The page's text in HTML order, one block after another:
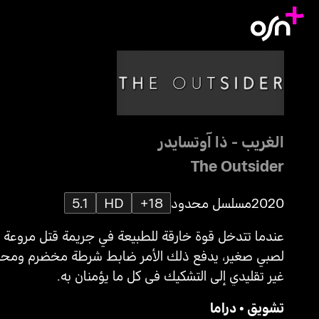
الغريب - ذا آوتسايدر
The Outsider
2020مسلسل محدود 18+
HD
5.1
عندما تتدخل قوة خارقة للطبيعة في جريمة قتل مروعة
لصبي صغير، يدفع ذلك الأمر ضابط شرطة مخضرم
غير تقليدي إلى التشكيك في كل ما يؤمنان به.
تشويق •دراما